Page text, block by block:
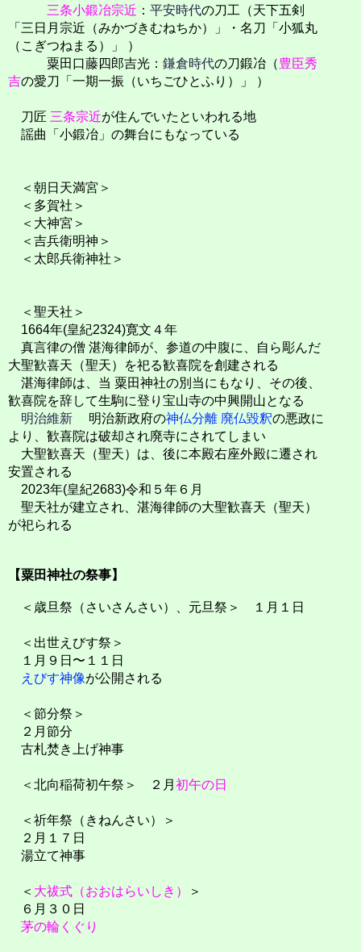
三条小鍛冶宗近 ： 平安時代の刀工（天下五剣
「三日月宗近（みかづきむねちか）」・名刀「小狐丸
（こぎつねまる）」 ）
粟田口藤四郎吉光： 鎌倉時代の刀鍛冶（豊臣秀
吉の愛刀「一期一振（いちごひとふり）」 ）
刀匠 三条宗近が住んでいたといわれる地
謡曲「小鍛冶」の舞台にもなっている
＜朝日天満宮＞
＜多賀社＞
＜大神宮＞
＜吉兵衛明神＞
＜太郎兵衛神社＞
＜聖天社＞
1664年(皇紀2324)寛文４年
真言律の僧 湛海律師が、参道の中腹に、自ら彫んだ
大聖歓喜天（聖天）を祀る歓喜院を創建される
湛海律師は、当 粟田神社の別当にもなり、その後、
歓喜院を辞して生駒に登り宝山寺の中興開山となる
明治維新 明治新政府の神仏分離 廃仏毀釈の悪政に
より、歓喜院は破却され廃寺にされてしまい
大聖歓喜天（聖天）は、後に本殿右座外殿に遷され
安置される
2023年(皇紀2683)令和５年６月
聖天社が建立され、湛海律師の大聖歓喜天（聖天）
が祀られる
【粟田神社の祭事】
＜歳旦祭（さいさんさい）、元旦祭＞ １月１日
＜出世えびす祭＞
１月９日〜１１日
えびす神像が公開される
＜節分祭＞
２月節分
古札焚き上げ神事
＜北向稲荷初午祭＞ ２月 初午の日
＜祈年祭（きねんさい）＞
２月１７日
湯立て神事
＜ 大祓式（おおはらいしき）
＞
６月３０日
茅の輪くぐり